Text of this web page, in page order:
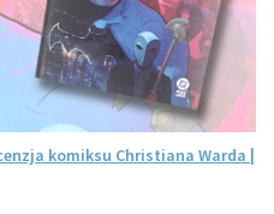
komiksu Christiana Warda |